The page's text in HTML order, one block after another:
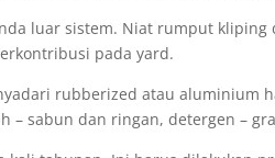
luar sistem. Niat rumput
pada yard.
rubberized atau aluminium
sabun dan ringan, detergen –